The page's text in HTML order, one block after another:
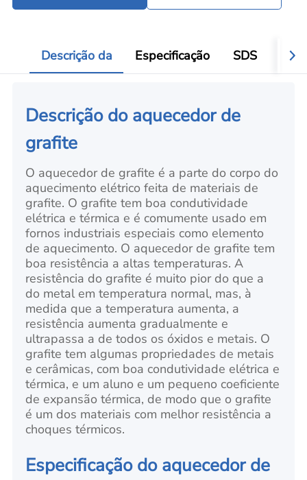
Descrição da Especificação SDS
Descrição do aquecedor de
grafite
O aquecedor de grafite é a parte do corpo do
aquecimento elétrico feita de materiais de
grafite. O grafite tem boa condutividade
elétrica e térmica e é comumente usado em
fornos industriais especiais como elemento
de aquecimento. O aquecedor de grafite tem
boa resistência a altas temperaturas. A
resistência do grafite é muito pior do que a
do metal em temperatura normal, mas, à
medida que a temperatura aumenta, a
resistência aumenta gradualmente e
ultrapassa a de todos os óxidos e metais. O
grafite tem algumas propriedades de metais
e cerâmicas, com boa condutividade elétrica e
térmica, e um aluno e um pequeno coeficiente
de expansão térmica, de modo que o grafite
é um dos materiais com melhor resistência a
choques térmicos.
Especificação do aquecedor de